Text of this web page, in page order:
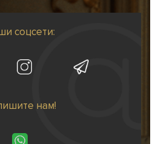
соцсети:
нам!